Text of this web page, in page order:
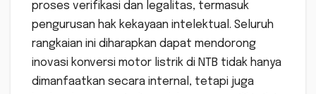
proses verifikasi dan legalitas, termasuk
pengurusan hak kekayaan intelektual. Seluruh
rangkaian ini diharapkan dapat mendorong
inovasi konversi motor listrik di NTB tidak hanya
dimanfaatkan secara internal, tetapi juga